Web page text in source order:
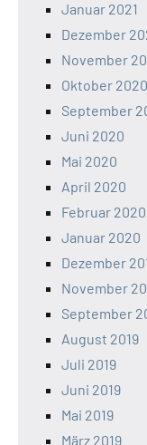
Januar 2021
Dezember
November
Oktober 2020
September
Juni 2020
Mai 2020
April 2020
Februar 2020
Januar 2020
Dezember
November
September
August 2019
Juli 2019
Juni 2019
Mai 2019
März 2019